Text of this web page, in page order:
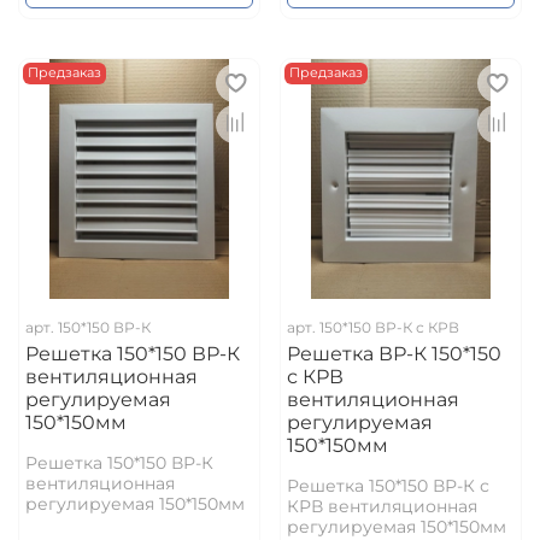
Предзаказ
арт. 150*150 ВР-К
Решетка 150*150 ВР-К
вентиляционная
регулируемая
150*150мм
Решетка 150*150 ВР-К
вентиляционная
регулируемая 150*150мм
Предзаказ
арт. 150*150 ВР-К с КРВ
Решетка ВР-К 150*150
с КРВ
вентиляционная
регулируемая
150*150мм
Решетка 150*150 ВР-К с
КРВ вентиляционная
регулируемая 150*150мм